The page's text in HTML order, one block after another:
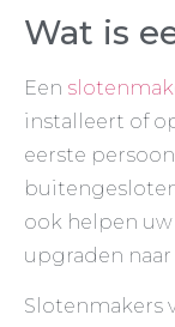
Wat is
Een
installeert of
eerste
ook helpen
upgraden
Slotenmakers